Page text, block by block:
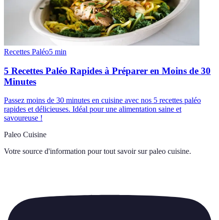
Recettes Paléo5 min
5 Recettes Paléo Rapides à Préparer en Moins de 30
Minutes
Passez moins de 30 minutes en cuisine avec nos 5 recettes paléo
rapides et délicieuses. Idéal pour une alimentation saine et
savoureuse !
Paleo Cuisine
Votre source d'information pour tout savoir sur paleo cuisine.